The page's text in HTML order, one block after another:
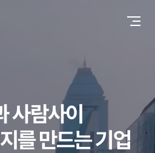
사람사이
를 만드는 기업